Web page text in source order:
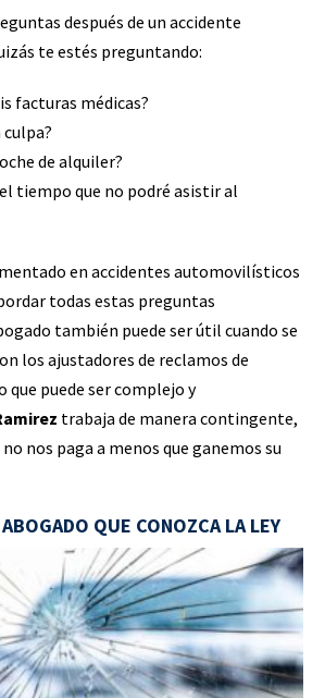
después de un accidente
te estés preguntando:
facturas médicas?
de alquiler?
el tiempo que no podré asistir al
en accidentes automovilísticos
todas estas preguntas
también puede ser útil cuando se
los ajustadores de reclamos de
que puede ser complejo y
trabaja de manera contingente,
nos paga a menos que ganemos su
QUE CONOZCA LA LEY